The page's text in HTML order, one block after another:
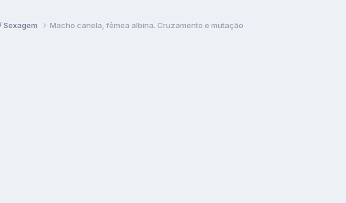
Sexagem Macho canela, fêmea albina. Cruzamento e mutação